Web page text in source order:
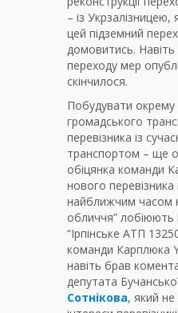
– із Укрзалізницею,
цей підземний
домовитись.
переходу мер
скінчилося.
Побудувати окрему
громадського
перевізника із
транспортом – ще
обіцянка команди
нового перевізника
найближчим часом
обличчя” лобіюють
“Ірпінське АТП
команди Карплюка
навіть брав
депутата
Сотнікова, який